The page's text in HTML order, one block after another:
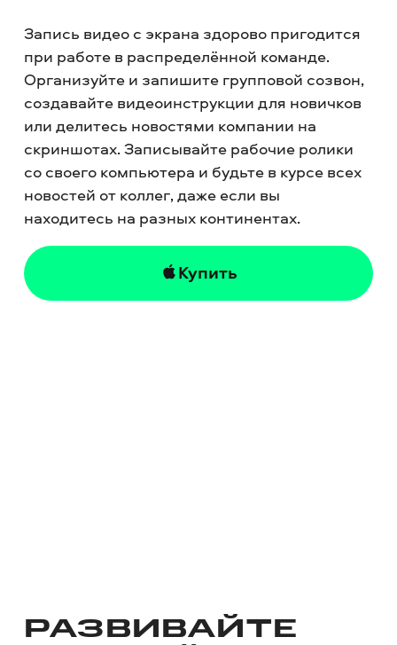
Запись видео с экрана здорово пригодится
при работе в распределённой команде.
Организуйте и запишите групповой созвон,
создавайте видеоинструкции для новичков
или делитесь новостями компании на
скриншотах. Записывайте рабочие ролики
со своего компьютера и будьте в курсе всех
новостей от коллег, даже если вы
находитесь на разных континентах.
Купить
РАЗВИВАЙТЕ